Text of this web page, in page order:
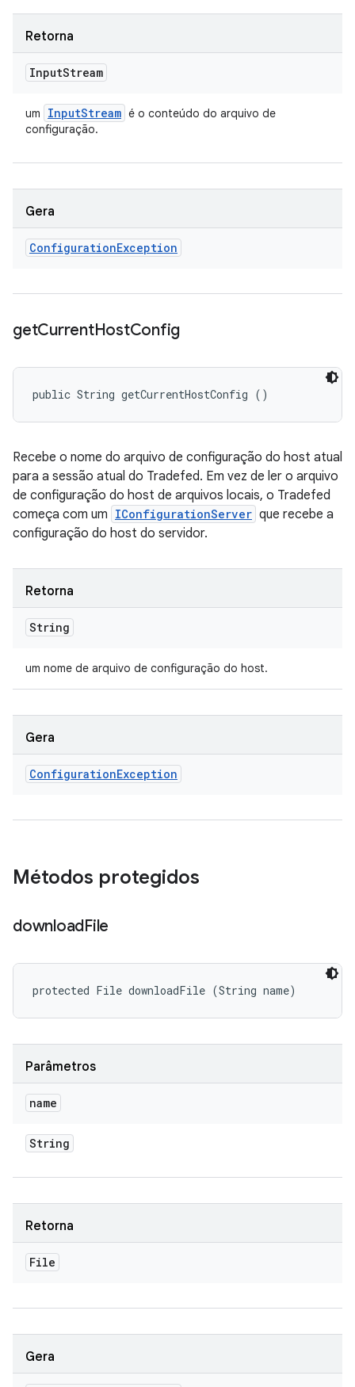
Retorna
InputStream
um InputStream é o conteúdo do arquivo de
configuração.
Gera
ConfigurationException
getCurrentHostConfig
public String getCurrentHostConfig ()
Recebe o nome do arquivo de configuração do host atual
para a sessão atual do Tradefed. Em vez de ler o arquivo
de configuração do host de arquivos locais, o Tradefed
começa com um IConfigurationServer que recebe a
configuração do host do servidor.
Retorna
String
um nome de arquivo de configuração do host.
Gera
ConfigurationException
Métodos protegidos
downloadFile
protected File downloadFile (String name)
Parâmetros
name
String
Retorna
File
Gera